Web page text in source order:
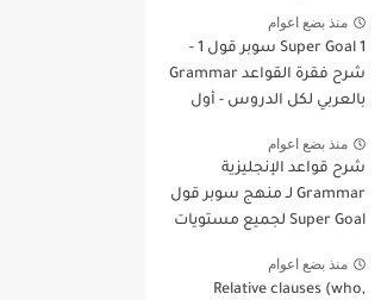
منذ بضع اعوام
Super Goal 1 سوبر قول 1 -
شرح فقرة القواعد Grammar
بالعربي لكل الدروس - أول
الأول
منذ بضع اعوام
شرح قواعد الإنجليزية
Grammar لـ منهج سوبر قول
Super Goal لجميع مستويات
منذ بضع اعوام
Relative clauses (who,